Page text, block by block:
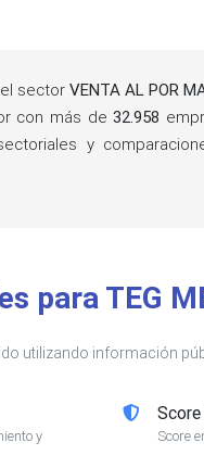
sector VENTA AL POR
con más de32.958
y
para TEG
utilizando información
y
Score